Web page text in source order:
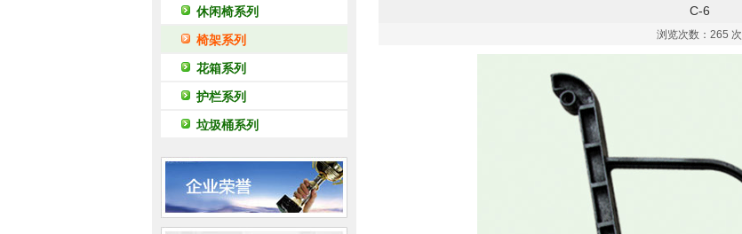
休闲椅系列
椅架系列
花箱系列
护栏系列
垃圾桶系列
C-6
浏览次数： 265 次